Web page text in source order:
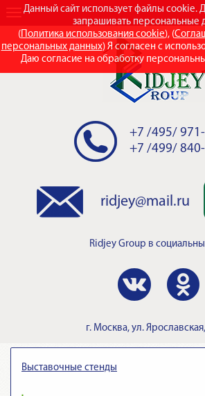
Данный сайт использует файлы cookie.
запрашивать персональные
(Политика использования cookie), (
персональных данных) Я согласен с
Даю согласие на обработку
+7 /495/
+7 /499/
ridjey@mail.ru
Ridjey Group в
г. Москва, ул.
Выставочные стенды